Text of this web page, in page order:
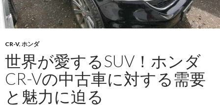
CR-V, ホンダ
世界が愛するSUV！ホンダ
CR-Vの中古車に対する需要
と魅力に迫る